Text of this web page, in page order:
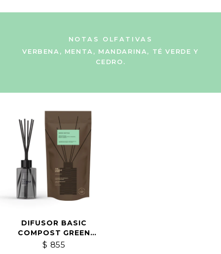
NOTAS OLFATIVAS
VERBENA, MENTA, MANDARINA, TÉ VERDE Y
CEDRO.
DIFUSOR BASIC
COMPOST GREEN
MATCHA
$ 855